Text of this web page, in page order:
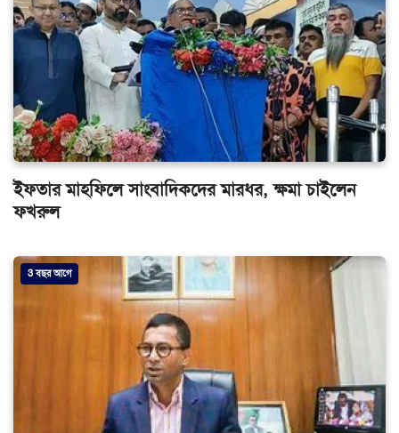
ইফতার মাহফিলে সাংবাদিকদের মারধর, ক্ষমা চাইলেন
ফখরুল
3 বছর আগে